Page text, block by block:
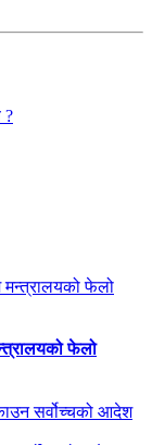
फेलो